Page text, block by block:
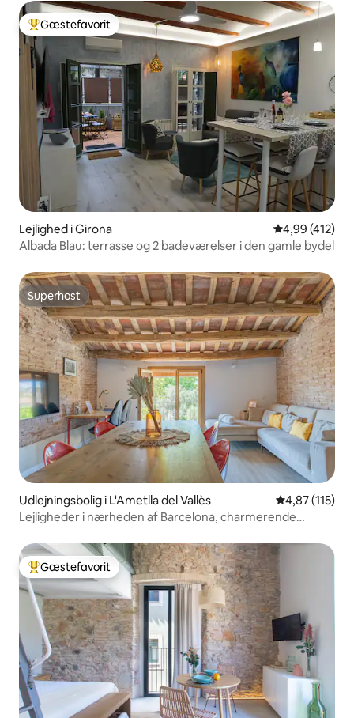
Bedste gæstefavorit
Gæstefavorit
Lejlighed i Girona 4,99 ud af 5 i
4,99 (412)
Albada Blau: terrasse og 2 badeværelser i den gamle bydel
Superhost
Superhost
Udlejningsbolig i L'Ametlla del Vallès 4,87 ud af 5 i
4,87 (115)
Lejligheder i nærheden af Barcelona, charmerende
Bedste gæstefavorit
Gæstefavorit